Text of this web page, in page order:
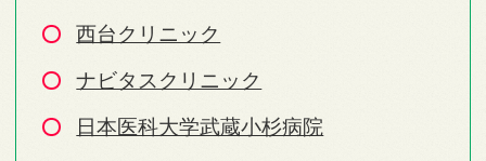
西台クリニック
ナビタスクリニック
日本医科大学武蔵小杉病院